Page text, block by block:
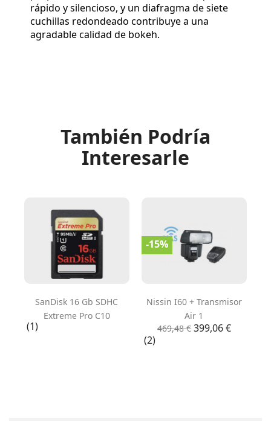
rápido y silencioso, y un diafragma de siete
cuchillas redondeado contribuye a una
agradable calidad de bokeh.
También Podría
Interesarle
SanDisk 16 Gb SDHC
Extreme Pro C10
(1)
Nissin I60 + Transmisor
Air 1
Precio
469,48 € Precio
399,06 €
(2)
-15%